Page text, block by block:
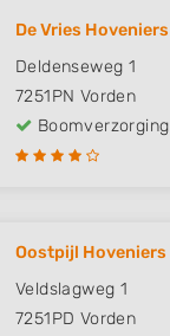
De Vries Hoveniers
Deldenseweg 1
7251PN Vorden
Boomverzorging
Oostpijl Hoveniers
Veldslagweg 1
7251PD Vorden